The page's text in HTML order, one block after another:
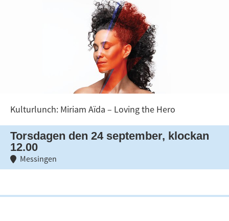
Kulturlunch: Miriam Aïda – Loving the Hero
Torsdagen den 24 september, klockan
12.00
Messingen